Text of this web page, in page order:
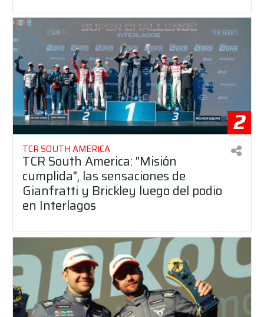
2
TCR SOUTH AMERICA
TCR South America: "Misión
cumplida", las sensaciones de
Gianfratti y Brickley luego del podio
en Interlagos